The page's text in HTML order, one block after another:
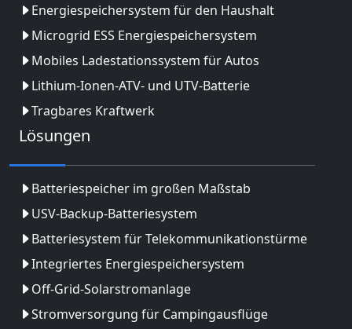
Energiespeichersystem für den Haushalt
Microgrid ESS Energiespeichersystem
Mobiles Ladestationssystem für Autos
Lithium-Ionen-ATV- und UTV-Batterie
Tragbares Kraftwerk
Lösungen
Batteriespeicher im großen Maßstab
USV-Backup-Batteriesystem
Batteriesystem für Telekommunikationstürme
Integriertes Energiespeichersystem
Off-Grid-Solarstromanlage
Stromversorgung für Campingausflüge